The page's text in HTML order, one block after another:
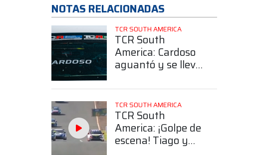
NOTAS RELACIONADAS
TCR SOUTH AMERICA
TCR South
America: Cardoso
aguantó y se llevó
carrera uno del
domingo en
Cascavel
TCR SOUTH AMERICA
TCR South
America: ¡Golpe de
escena! Tiago y